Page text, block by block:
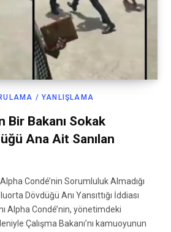
/ YANLIŞLAMA
Bir Bakanı Sokak
Ana Ait Sanılan
Condé’nin Sorumluluk Almadığı
Dövdüğü Anı Yansıttığı İddiası
Alpha Condé’nin, yönetimdeki
Çalışma Bakanı’nı kamuoyunun